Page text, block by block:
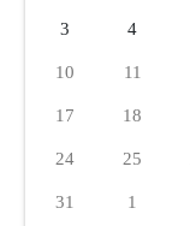
3 4
10 11
17 18
24 25
31 1